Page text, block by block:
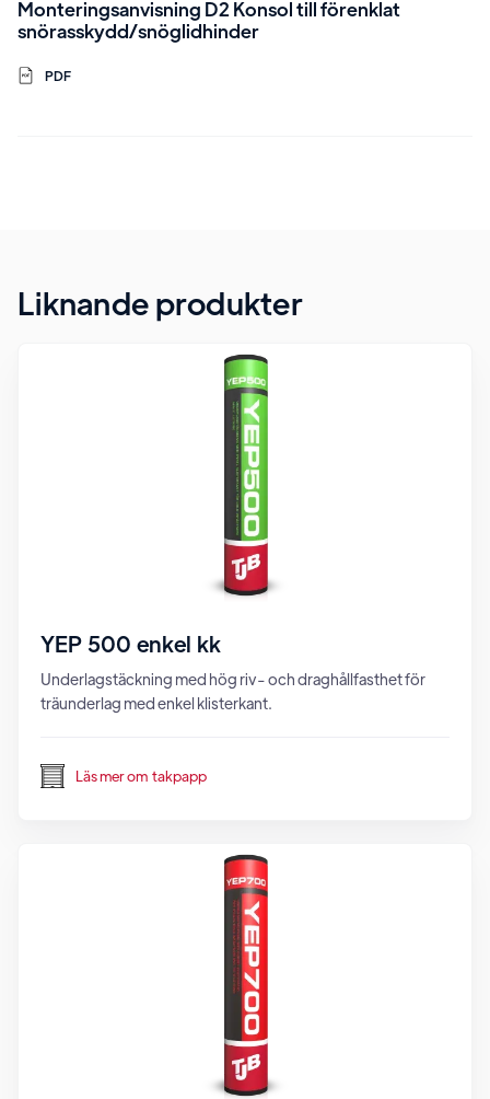
Monteringsanvisning D2 Konsol till förenklat
snörasskydd/snöglidhinder
PDF
Liknande produkter
YEP 500 enkel kk
Underlagstäckning med hög riv- och draghållfasthet för
träunderlag med enkel klisterkant.
Läs mer om takpapp